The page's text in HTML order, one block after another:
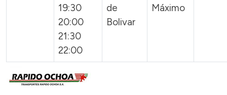
19:30
20:00
21:30
22:00
de
Bolivar
Máximo